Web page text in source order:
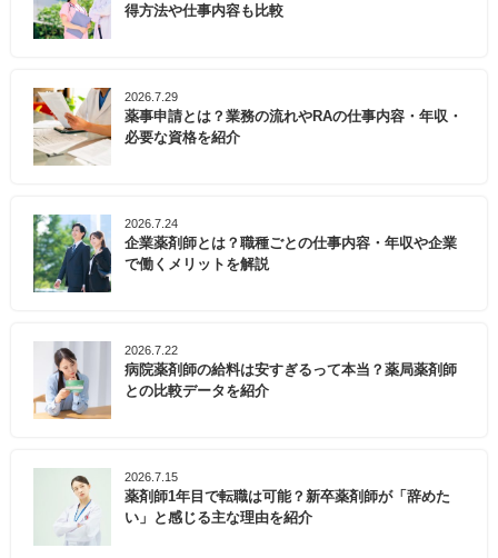
得方法や仕事内容も比較
2026.7.29
薬事申請とは？業務の流れやRAの仕事内容・年収・
必要な資格を紹介
2026.7.24
企業薬剤師とは？職種ごとの仕事内容・年収や企業
で働くメリットを解説
2026.7.22
病院薬剤師の給料は安すぎるって本当？薬局薬剤師
との比較データを紹介
2026.7.15
薬剤師1年目で転職は可能？新卒薬剤師が「辞めた
い」と感じる主な理由を紹介